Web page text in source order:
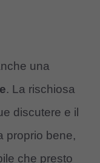
una
. La rischiosa
discutere e il
proprio bene,
che presto